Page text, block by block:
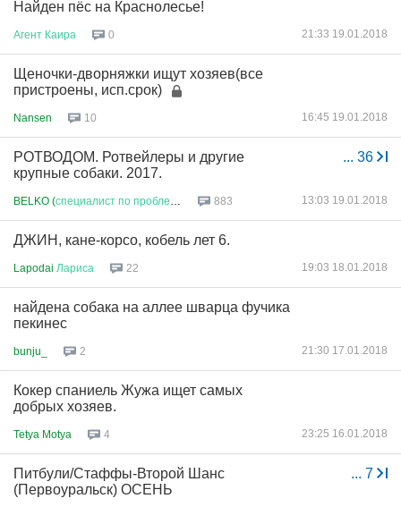
Найден пёс на Краснолесье!
Агент Каира 0 21:33 19.01.2018
Щеночки-дворняжки ищут хозяев(все
пристроены, исп.срок)
Nansen 10 16:45 19.01.2018
... 36
РОТВОДОМ. Ротвейлеры и другие
крупные собаки. 2017.
BELKO (специалист по проблеме 883 13:03 19.01.2018
ДЖИН, кане-корсо, кобель лет 6.
Lapodai Лариса 22 19:03 18.01.2018
найдена собака на аллее шварца фучика
пекинес
bunju_ 2 21:30 17.01.2018
Кокер спаниель Жужа ищет самых
добрых хозяев.
Tetya Motya 4 23:25 16.01.2018
... 7
Питбули/Стаффы-Второй Шанс
(Первоуральск) ОСЕНЬ